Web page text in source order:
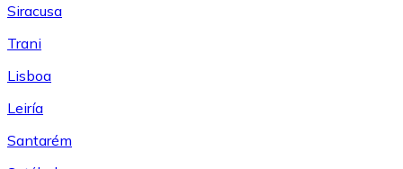
Siracusa
Trani
Lisboa
Leiría
Santarém